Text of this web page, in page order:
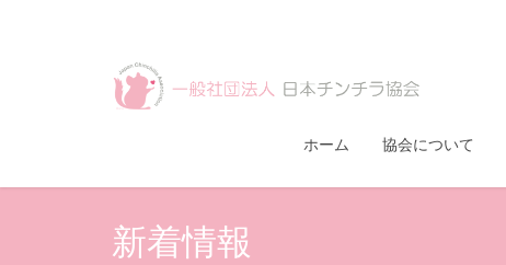
ホーム 協会について
新着情報